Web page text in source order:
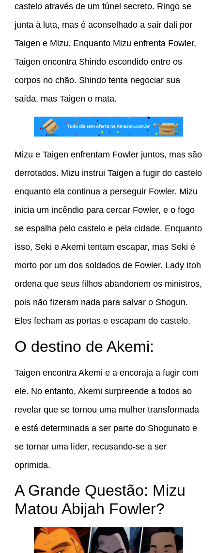
castelo através de um túnel secreto. Ringo se
junta à luta, mas é aconselhado a sair dali por
Taigen e Mizu. Enquanto Mizu enfrenta Fowler,
Taigen encontra Shindo escondido entre os
corpos no chão. Shindo tenta negociar sua
saída, mas Taigen o mata.
Mizu e Taigen enfrentam Fowler juntos, mas são
derrotados. Mizu instrui Taigen a fugir do castelo
enquanto ela continua a perseguir Fowler. Mizu
inicia um incêndio para cercar Fowler, e o fogo
se espalha pelo castelo e pela cidade. Enquanto
isso, Seki e Akemi tentam escapar, mas Seki é
morto por um dos soldados de Fowler. Lady Itoh
ordena que seus filhos abandonem os ministros,
pois não fizeram nada para salvar o Shogun.
Eles fecham as portas e escapam do castelo.
O destino de Akemi:
Taigen encontra Akemi e a encoraja a fugir com
ele. No entanto, Akemi surpreende a todos ao
revelar que se tornou uma mulher transformada
e está determinada a ser parte do Shogunato e
se tornar uma líder, recusando-se a ser
oprimida.
A Grande Questão: Mizu
Matou Abijah Fowler?